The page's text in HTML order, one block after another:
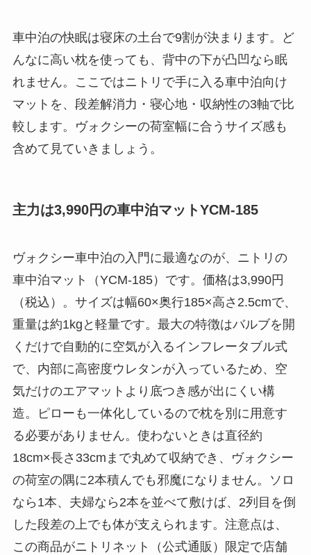
車中泊の快眠は寝床の土台で9割が決まります。ど
んなに高い枕を使っても、背中の下が凸凹なら眠
れません。ここではニトリで手に入る車中泊向け
マットを、段差解消力・寝心地・収納性の3軸で比
較します。ヴォクシーの荷室幅に合うサイズ感も
含めて見ていきましょう。
主力は3,990円の車中泊マットYCM-185
ヴォクシー車中泊の入門に最適なのが、ニトリの
車中泊マット（YCM-185）です。価格は3,990円
（税込）。サイズは幅60×奥行185×高さ2.5cmで、
重量は約1kgと軽量です。最大の特徴はバルブを開
くだけで自動的に空気が入るインフレータブル式
で、内部に高密度ウレタンが入っているため、空
気だけのエアマットより底つき感が出にくい構
造。ピローも一体化しているので枕を別に用意す
る必要がありません。使わないときは直径約
18cm×長さ33cmまで丸めて収納でき、ヴォクシー
の荷室の隅に2本積んでも邪魔になりません。ソロ
なら1本、夫婦なら2本を並べて敷けば、2列目を倒
した段差の上でも体が支えられます。注意点は、
この商品がニトリネット（公式通販）限定で店舗